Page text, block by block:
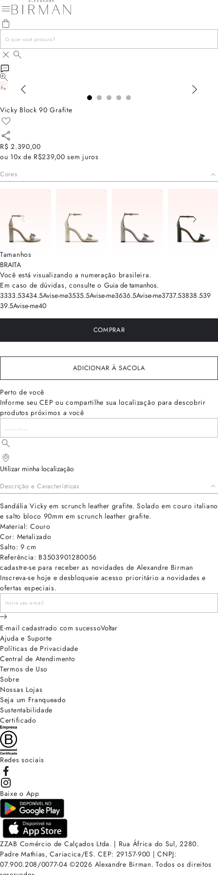
Vicky Block 90 Grafite
R$ 2.390,00
ou 10x de R$239,00 sem juros
Cores
Tamanhos
BRAITA
Você está visualizando a numeração brasileira.
Em caso de dúvidas, consulte o Guia de tamanhos.
3333.53434.5Avise-me3535.5Avise-me3636.5Avise-me3737.53838.539
39.5Avise-me40
COMPRAR
ADICIONAR À SACOLA
Perto de você
Informe seu CEP ou compartilhe sua localização para descobrir
produtos próximos a você
Utilizar minha localização
Descrição e Características
Sandália Vicky em scrunch leather grafite. Solado em couro italiano
e salto bloco 90mm em scrunch leather grafite.
Material: Couro
Cor: Metalizado
Salto: 9 cm
Referência: B3503901280056
cadastre-se para receber as novidades de Alexandre Birman
Inscreva-se hoje e desbloqueie acesso prioritário a novidades e
ofertas especiais.
E-mail cadastrado com sucessoVoltar
Ajuda e Suporte
Políticas de Privacidade
Central de Atendimento
Termos de Uso
Sobre
Nossas Lojas
Seja um Franqueado
Sustentabilidade
Certificado
Redes sociais
Baixe o App
ZZAB Comércio de Calçados Ltda. | Rua África do Sul, 2280.
Padre Mathias, Cariacica/ES. CEP: 29157-900 | CNPJ:
07.900.208/0077-04 ©2026 Alexandre Birman. Todos os direitos